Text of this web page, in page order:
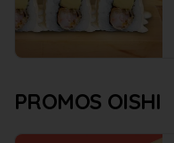
PROMOS OISHI